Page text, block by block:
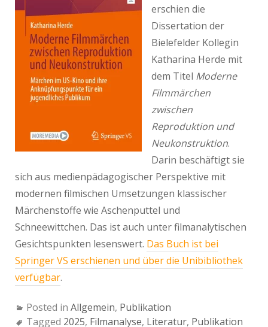
erschien die
Dissertation der
Bielefelder Kollegin
Katharina Herde mit
dem Titel Moderne
Filmmärchen
zwischen
Reproduktion und
Neukonstruktion.
Darin beschäftigt sie
sich aus medienpädagogischer Perspektive mit
modernen filmischen Umsetzungen klassischer
Märchenstoffe wie Aschenputtel und
Schneewittchen. Das ist auch unter filmanalytischen
Gesichtspunkten lesenswert. Das Buch ist bei
Springer VS erschienen und über die Unibibliothek
verfügbar.
Posted in Allgemein, Publikation
Tagged 2025, Filmanalyse, Literatur, Publikation